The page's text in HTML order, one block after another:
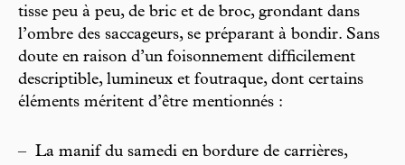
tisse peu à peu, de bric et de broc, grondant dans
l’ombre des saccageurs, se préparant à bondir. Sans
doute en raison d’un foisonnement difficilement
descriptible, lumineux et foutraque, dont certains
éléments méritent d’être mentionnés :
– La manif du samedi en bordure de carrières,